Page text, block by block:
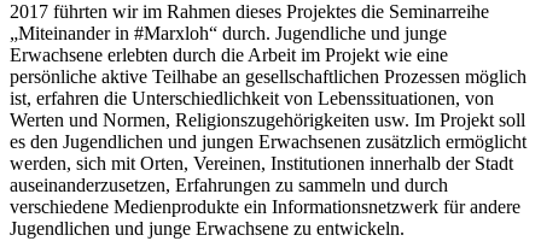
2017 führten wir im Rahmen dieses Projektes die Seminarreihe
„Miteinander in #Marxloh“ durch. Jugendliche und junge
Erwachsene erlebten durch die Arbeit im Projekt wie eine
persönliche aktive Teilhabe an gesellschaftlichen Prozessen möglich
ist, erfahren die Unterschiedlichkeit von Lebenssituationen, von
Werten und Normen, Religionszugehörigkeiten usw. Im Projekt soll
es den Jugendlichen und jungen Erwachsenen zusätzlich ermöglicht
werden, sich mit Orten, Vereinen, Institutionen innerhalb der Stadt
auseinanderzusetzen, Erfahrungen zu sammeln und durch
verschiedene Medienprodukte ein Informationsnetzwerk für andere
Jugendlichen und junge Erwachsene zu entwickeln.